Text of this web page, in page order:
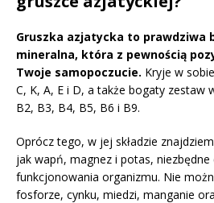
Gruszka azjatycka to prawdziwa
mineralna, która z pewnością
Twoje samopoczucie. Kryje w
C, K, A, E i D, a także bogaty zestaw
B2, B3, B4, B5, B6 i B9.
Oprócz tego, w jej składzie
jak wapń, magnez i potas, niezbędne
funkcjonowania organizmu. Nie
fosforze, cynku, miedzi, manganie